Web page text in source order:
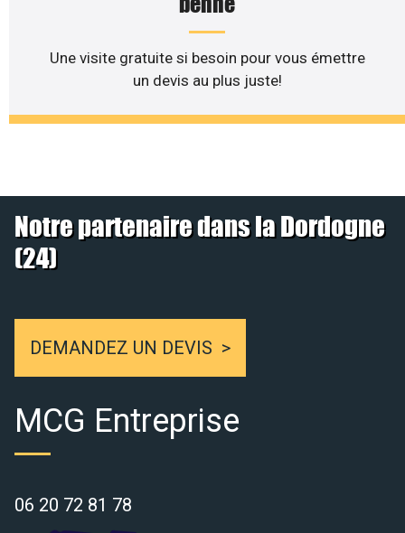
Une visite gratuite si besoin pour vous émettre
un devis au plus juste!
Notre partenaire dans la Dordogne
(24)
DEMANDEZ UN DEVIS
MCG Entreprise
06 20 72 81 78